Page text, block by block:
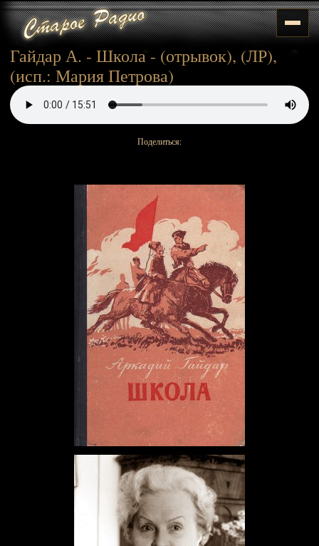
Гайдар А. - Школа - (отрывок), (ЛР),
(исп.: Мария Петрова)
Поделиться: